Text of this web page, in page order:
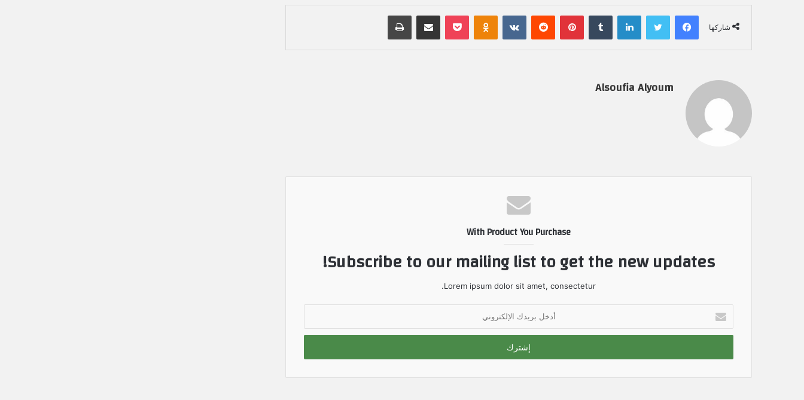
شاركها
فيسبوك لينكدإن بينتيريست بوكيت
Alsoufia Alyoum
With Product You Purchase
Subscribe to our mailing list to get the new updates!
Lorem ipsum dolor sit amet, consectetur.
خ
ب